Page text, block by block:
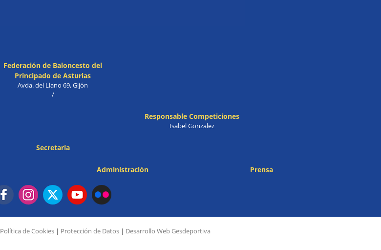
Federación de Baloncesto del
Principado de Asturias
Avda. del Llano 69, Gijón
/
Responsable Competiciones
Isabel Gonzalez
Secretaría
Administración Prensa
Política de Cookies | Protección de Datos | Desarrollo Web Gesdeportiva